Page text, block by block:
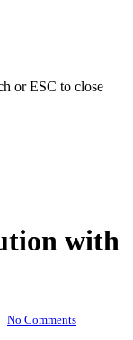
or ESC to close
with
No Comments